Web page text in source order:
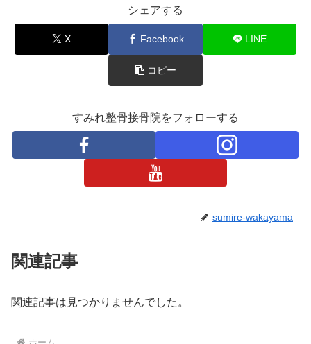
シェアする
X Facebook LINE
コピー
すみれ整骨接骨院をフォローする
sumire-wakayama
関連記事
関連記事は見つかりませんでした。